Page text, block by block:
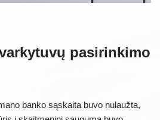
pasirinkimo
banko sąskaita buvo nulaužta,